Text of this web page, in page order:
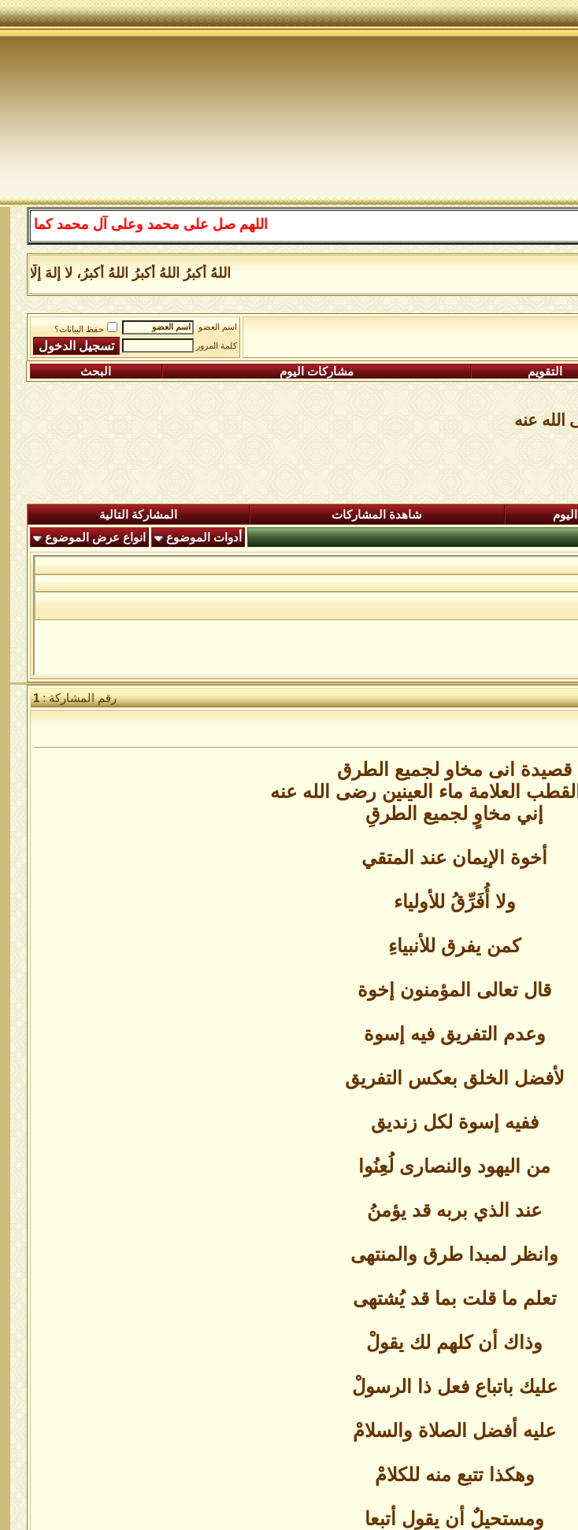
اللهم صل على محمد وعلى آل محمد كما صليت على
اللهُ أكبرُ اللهُ أكبرُ اللهُ أكبرُ، لا إلهَ إلَّا
اسم العضو
حفظ البيانات؟
كلمة المرور
التقويم مشاركات اليوم البحث
عنه
شاهدة المشاركات
المشاركة التالية
أدوات الموضوع
انواع عرض الموضوع
رقم المشاركة :1
قصيدة انى مخاو لجميع الطرق
العلامة ماء العينين رضى الله عنه
إني مخاوٍ لجميع الطرقِ
أخوة الإيمان عند المتقي
ولا أُفَرِّقُ للأولياء
كمن يفرق للأنبياءِ
قال تعالى المؤمنون إخوة
وعدم التفريق فيه إسوة
لأفضل الخلق بعكس التفريق
ففيه إسوة لكل زنديق
من اليهود والنصارى لُعِنُوا
عند الذي بربه قد يؤمنُ
وانظر لمبدا طرق والمنتهى
تعلم ما قلت بما قد يُشتهى
وذاك أن كلهم لك يقولْ
عليك باتباع فعل ذا الرسولْ
عليه أفضل الصلاة والسلامْ
وهكذا تتبع منه للكلامْ
ومستحيلٌ أن يقول أتبعا